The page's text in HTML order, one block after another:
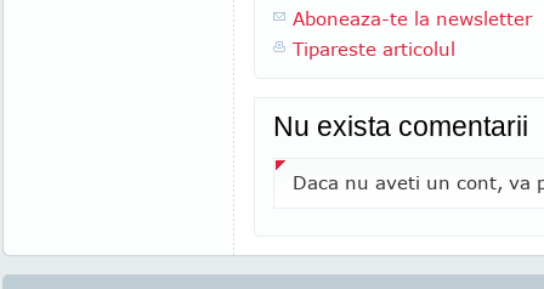
Aboneaza-te la newsletter
Tipareste articolul
Nu exista comentarii
Daca nu aveti un cont, va